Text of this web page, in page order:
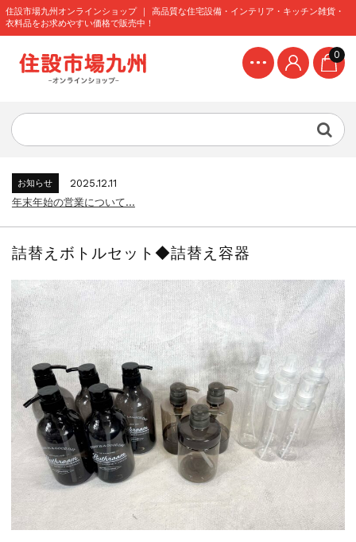
住設市場九州オンラインショップ ｜ 高品質な住宅設備・インテリア・キッチン雑貨・
衣料品をお求めやすい価格で販売中！
0
【2024年】お盆期間中の営業について...
お知らせ
2026.4.7
お知らせ
2025.12.11
年末年始の営業について...
お知らせ
2024.12.27
年末年始期間中の営業について...
お知らせ
2024.8.9
【2024年】お盆期間中の営業について...
お知らせ
2026.4.7
配送料金を変更いたしました...
お知らせ
2025.12.11
年末年始の営業について...
お知らせ
2025.8.4
【2025年】お盆期間中の営業について...
お知らせ
2024.12.27
年末年始期間中の営業について...
お知らせ
2024.8.9
【2024年】お盆期間中の営業について...
詰替えボトルセット◆詰替え容器